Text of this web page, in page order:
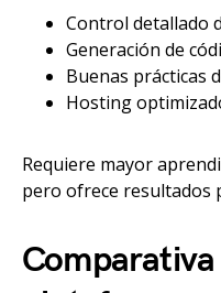
Control detallado
Generación de
Buenas prácticas
Hosting
Requiere mayor
pero ofrece resultados